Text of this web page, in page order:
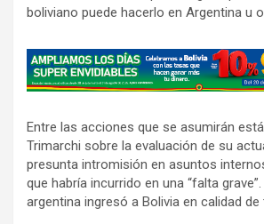
boliviano puede hacerlo en Argentina u
A
d
e
r
t
i
Entre las acciones que se asumirán
Trimarchi sobre la evaluación de su
presunta intromisión en asuntos
que habría incurrido en una “falta
argentina ingresó a Bolivia en calidad de